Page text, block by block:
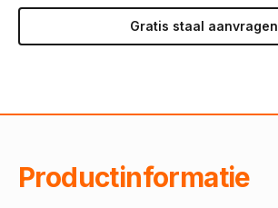
Gratis staal aanvragen
Productinformatie